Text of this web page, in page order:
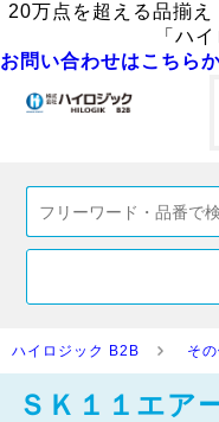
20万点を超える品揃
「ハ
お問い合わせはこちら
ハイロジック B2B そ
ＳＫ１１エア